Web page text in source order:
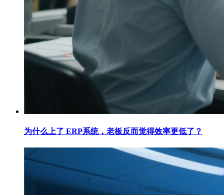
为什么上了 ERP系统，老板反而觉得效率更低了？